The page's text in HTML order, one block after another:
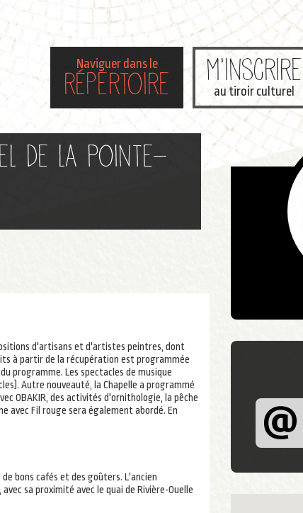
Naviguer dans le
répertoire M'inscrire
au tiroir culturel
de la Pointe-
d'artisans et d'artistes peintres, dont
à partir de la récupération est programmée
programme. Les spectacles de musique
Autre nouveauté, la Chapelle a programmé
OBAKIR, des activités d'ornithologie, la pêche
avec Fil rouge sera également abordé. En
bons cafés et des goûters. L'ancien
sa proximité avec le quai de Rivière-Ouelle